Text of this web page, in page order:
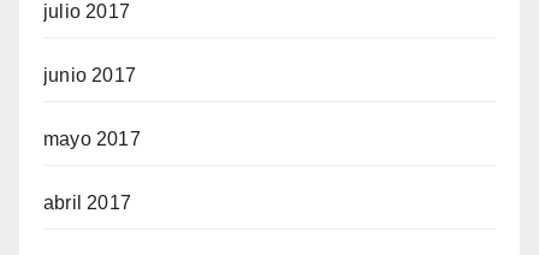
julio 2017
junio 2017
mayo 2017
abril 2017